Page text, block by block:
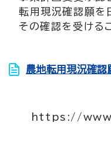
転用現況確認願を
その確認を受ける
農地転用現況確
https://